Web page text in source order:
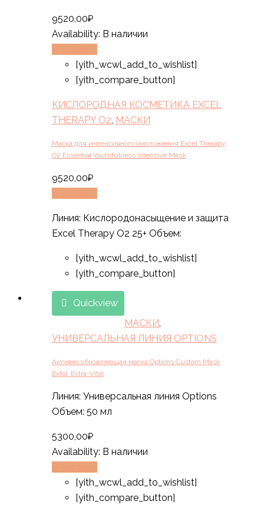
9520,00₽
Availability: В наличии
[yith_wcwl_add_to_wishlist]
[yith_compare_button]
КИСЛОРОДНАЯ КОСМЕТИКА EXCEL
THERAPY O2, МАСКИ
Маска для интенсивного омоложения Excel Therapy
O2 Essential Youthfulness Intensive Mask
9520,00₽
Линия: Кислородонасыщение и защита
Excel Therapy O2 25+ Объем:
[yith_wcwl_add_to_wishlist]
[yith_compare_button]
Quickview
МАСКИ,
УНИВЕРСАЛЬНАЯ ЛИНИЯ OPTIONS
Активно обновляющая маска Options Custom Mask
Exfol. Extra-Vital
Линия: Универсальная линия Options
Объем: 50 мл
5300,00₽
Availability: В наличии
[yith_wcwl_add_to_wishlist]
[yith_compare_button]